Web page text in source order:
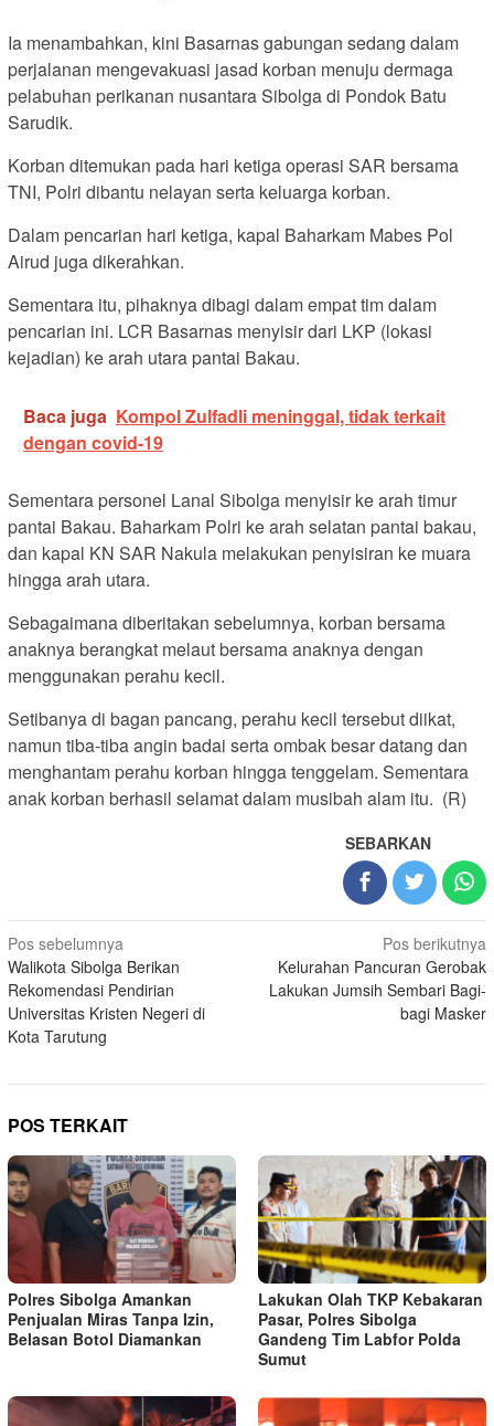
Ia menambahkan, kini Basarnas gabungan sedang dalam
perjalanan mengevakuasi jasad korban menuju dermaga
pelabuhan perikanan nusantara Sibolga di Pondok Batu
Sarudik.
Korban ditemukan pada hari ketiga operasi SAR bersama
TNI, Polri dibantu nelayan serta keluarga korban.
Dalam pencarian hari ketiga, kapal Baharkam Mabes Pol
Airud juga dikerahkan.
Sementara itu, pihaknya dibagi dalam empat tim dalam
pencarian ini. LCR Basarnas menyisir dari LKP (lokasi
kejadian) ke arah utara pantai Bakau.
Baca juga Kompol Zulfadli meninggal, tidak terkait
dengan covid-19
Sementara personel Lanal Sibolga menyisir ke arah timur
pantai Bakau. Baharkam Polri ke arah selatan pantai bakau,
dan kapal KN SAR Nakula melakukan penyisiran ke muara
hingga arah utara.
Sebagaimana diberitakan sebelumnya, korban bersama
anaknya berangkat melaut bersama anaknya dengan
menggunakan perahu kecil.
Setibanya di bagan pancang, perahu kecil tersebut diikat,
namun tiba-tiba angin badai serta ombak besar datang dan
menghantam perahu korban hingga tenggelam. Sementara
anak korban berhasil selamat dalam musibah alam itu. (R)
SEBARKAN
Navigasi
pos
Pos sebelumnya
Walikota Sibolga Berikan
Rekomendasi Pendirian
Universitas Kristen Negeri di
Kota Tarutung
Pos berikutnya
Kelurahan Pancuran Gerobak
Lakukan Jumsih Sembari Bagi-
bagi Masker
POS TERKAIT
Polres Sibolga Amankan
Penjualan Miras Tanpa Izin,
Belasan Botol Diamankan
Lakukan Olah TKP Kebakaran
Pasar, Polres Sibolga
Gandeng Tim Labfor Polda
Sumut